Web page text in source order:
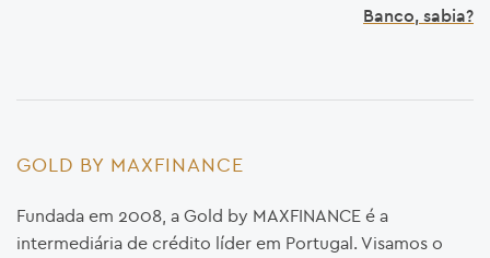
Banco, sabia?
GOLD BY MAXFINANCE
Fundada em 2008, a Gold by MAXFINANCE é a
intermediária de crédito líder em Portugal. Visamos o